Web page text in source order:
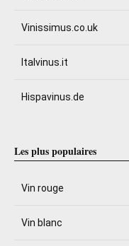
Vinissimus.co.uk
Italvinus.it
Hispavinus.de
Les plus populaires
Vin rouge
Vin blanc